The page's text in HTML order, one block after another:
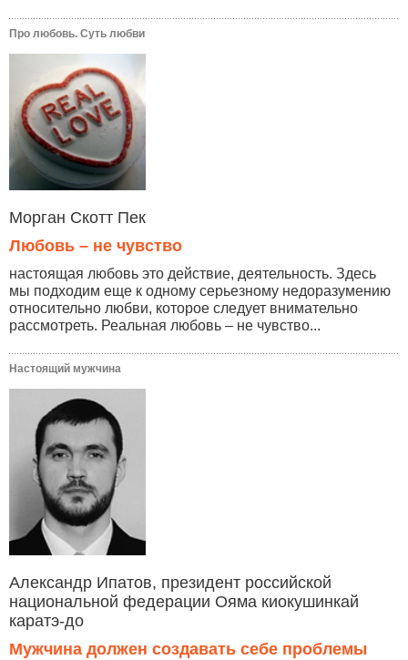
Про любовь. Суть любви
Морган Скотт Пек
Любовь – не чувство
настоящая любовь это действие, деятельность. Здесь
мы подходим еще к одному серьезному недоразумению
относительно любви, которое следует внимательно
рассмотреть. Реальная любовь – не чувство...
Настоящий мужчина
Александр Ипатов, президент российской
национальной федерации Ояма киокушинкай
каратэ-до
Мужчина должен создавать себе проблемы